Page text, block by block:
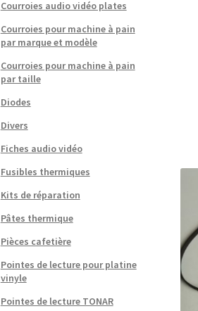
Courroies audio vidéo plates
Courroies pour machine à pain
par marque et modèle
Courroies pour machine à pain
par taille
Diodes
Divers
Fiches audio vidéo
Fusibles thermiques
Kits de réparation
Pâtes thermique
Pièces cafetière
Pointes de lecture pour platine
vinyle
Pointes de lecture TONAR